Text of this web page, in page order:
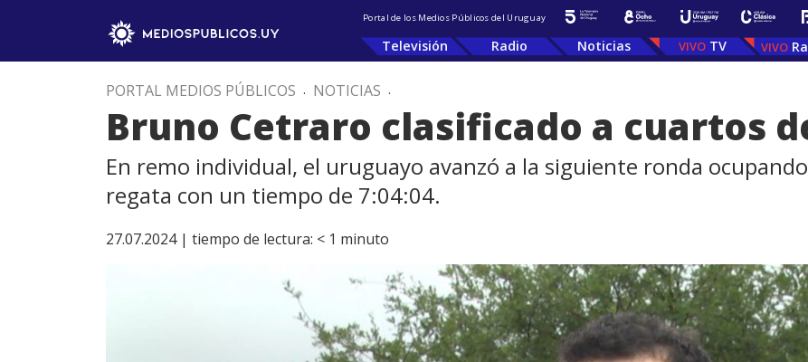
Portal de los Medios Públicos del Uruguay
Televisión Radio Noticias TV
PORTAL MEDIOS PÚBLICOS . NOTICIAS .
Bruno Cetraro clasificado a cuartos
En remo individual, el uruguayo avanzó a la siguiente ronda
regata con un tiempo de 7:04:04.
27.07.2024 | tiempo de lectura: < 1 minuto